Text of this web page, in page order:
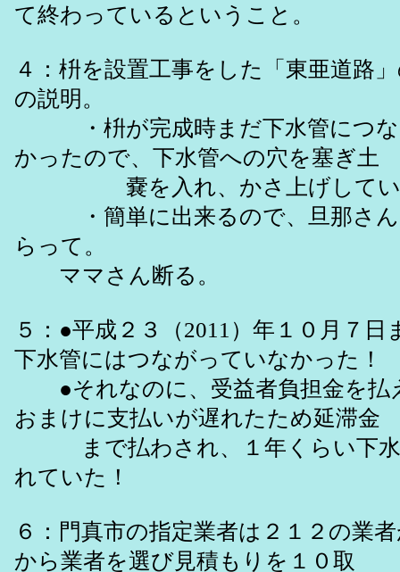
て終わっているということ。
４：枡を設置工事をした「東亜道路
の説明。
・枡が完成時まだ下水管につな
かったので、下水管への穴を塞ぎ土
嚢を入れ、かさ上げしてい
・簡単に出来るので、旦那さん
らって。
ママさん断る。
５：●平成２３（2011）年１０月７日
下水管にはつながっていなかった！
●それなのに、受益者負担金を払
おまけに支払いが遅れたため延滞金
まで払わされ、１年くらい下水
れていた！
６：門真市の指定業者は２１２の業
から業者を選び見積もりを１０取